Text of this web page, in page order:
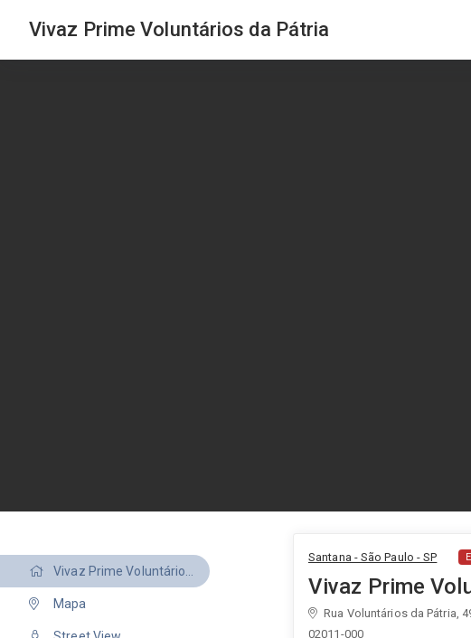
Vivaz Prime Voluntários da Pátria
Vivaz Prime Voluntários da Pátria
Mapa
Santana - São Paulo - SP
Vivaz Prime
Rua Voluntários da Pátria,
02011-000